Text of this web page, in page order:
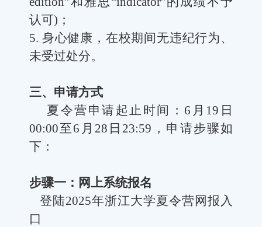
认可) ；
5. 身心健康，在校期间无违纪行为、
未受过处分。
三、申请方式
夏令营申请起止时间： 6 月 19 日
00:00至6 月 28 日 23:59 ，申请步骤如
下：
步骤一：网上系统报名
登陆2025年浙江大学夏令营网报入
口